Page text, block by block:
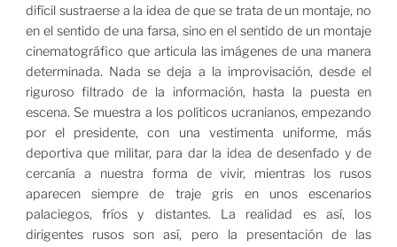
difícil sustraerse a la idea de que se trata de un montaje, no
en el sentido de una farsa, sino en el sentido de un montaje
cinematográfico que articula las imágenes de una manera
determinada. Nada se deja a la improvisación, desde el
riguroso filtrado de la información, hasta la puesta en
escena. Se muestra a los políticos ucranianos, empezando
por el presidente, con una vestimenta uniforme, más
deportiva que militar, para dar la idea de desenfado y de
cercanía a nuestra forma de vivir, mientras los rusos
aparecen siempre de traje gris en unos escenarios
palaciegos, fríos y distantes. La realidad es así, los
dirigentes rusos son así, pero la presentación de las